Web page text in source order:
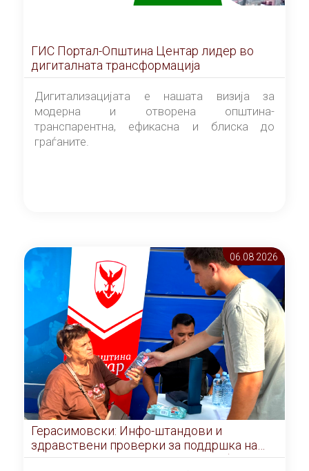
ГИС Портал-Општина Центар лидер во
дигиталната трансформација
Дигитализацијата е нашата визија за
модерна и отворена општина-
транспарентна, ефикасна и блиска до
граѓаните.
06.08 2026
Герасимовски: Инфо-штандови и
здравствени проверки за поддршка на
граѓаните во услови на топлотен бран